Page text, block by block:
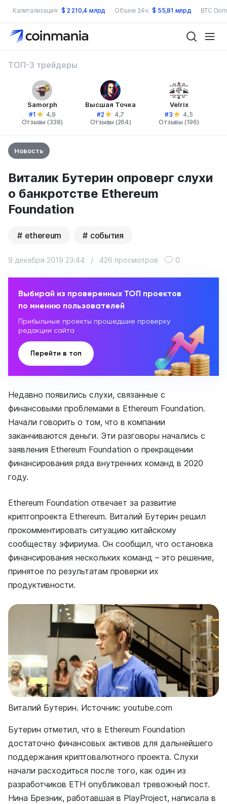
Капитализация: $ 2 210,4 млрд Объем 24ч: $ 55,81 млрд BTC
ТОП-3 трейдеры
Samorph
#1
4,9
Отзывы (338)
Высшая Точка
#2
4,7
Отзывы (264)
Velrix
#3
4,5
Отзывы (196)
Новость
Виталик Бутерин опроверг слухи
о банкротстве Ethereum
Foundation
ethereum события
9 декабря 2019 23:44 / 426 просмотров 0
Выбирай из проверенных ТОП проектов
по мнению пользователей
Прибыльные проекты прошедшие проверку
редакции сайта
Перейти в топ
Недавно появились слухи, связанные с
финансовыми проблемами в Ethereum Foundation.
Начали говорить о том, что в компании
заканчиваются деньги. Эти разговоры начались с
заявления Ethereum Foundation о прекращении
финансирования ряда внутренних команд в 2020
году.
Ethereum Foundation отвечает за развитие
криптопроекта Ethereum. Виталий Бутерин решил
прокомментировать ситуацию китайскому
сообществу эфириума. Он сообщил, что остановка
финансирования нескольких команд – это решение,
принятое по результатам проверки их
продуктивности.
Виталий Бутерин. Источник: youtube.com
Бутерин отметил, что в Ethereum Foundation
достаточно финансовых активов для дальнейшего
поддержания криптовалютного проекта. Слухи
начали расходиться после того, как один из
разработчиков ETH опубликовал тревожный пост.
Нина Брезник, работавшая в PlayProject, написала в